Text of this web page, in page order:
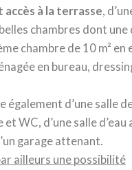
à la terrasse,
chambres dont une
chambre de 10 m² en
en bureau,
également d’une salle
WC, d’une salle d’eau
garage attenant.
ailleurs une possibilité